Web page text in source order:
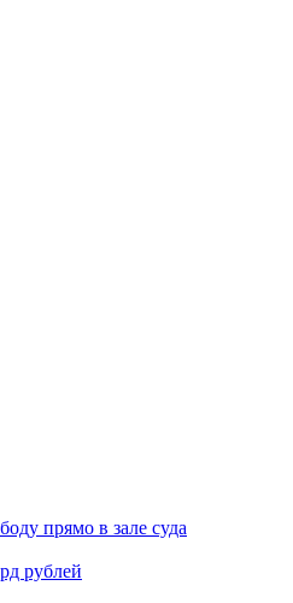
прямо в зале суда
рублей